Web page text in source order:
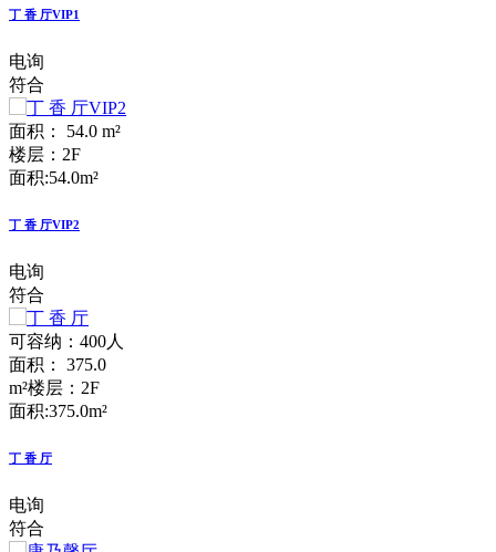
丁 香 厅VIP1
电询
符合
面积： 54.0 m²
楼层：2F
面积:54.0m²
丁 香 厅VIP2
电询
符合
可容纳：400人
面积： 375.0
m²楼层：2F
面积:375.0m²
丁 香 厅
电询
符合